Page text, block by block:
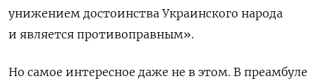
унижением достоинства Украинского народа
и является противоправным».
Но самое интересное даже не в этом. В преамбуле